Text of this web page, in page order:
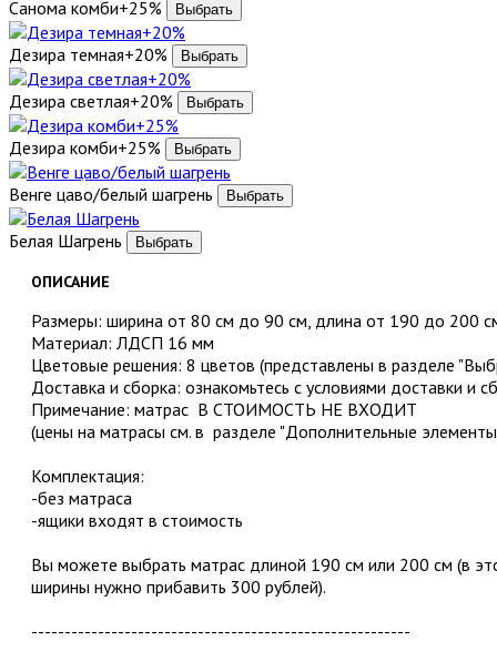
Санома комби+25%
Дезира темная+20%
Дезира светлая+20%
Дезира комби+25%
Венге цаво/белый шагрень
Белая Шагрень
ОПИСАНИЕ
Размеры: ширина от 80 см до 90 см, длина от 190 до 200
Материал: ЛДСП 16 мм
Цветовые решения: 8 цветов (представлены в разделе
Доставка и сборка: ознакомьтесь с условиями доставки и
Примечание: матрас В СТОИМОСТЬ НЕ ВХОДИТ
(цены на матрасы см. в разделе "Дополнительные
Комплектация:
-без матраса
-ящики входят в стоимость
Вы можете выбрать матрас длиной 190 см или 200 см (в
ширины нужно прибавить 300 рублей).
---------------------------------------------------------